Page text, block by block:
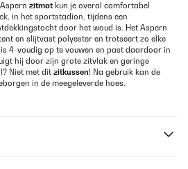
zitmatkun je overal comfortabel
in het sportstadion, tijdens een
door het woud is. Het Aspern
en slijtvast polyester en trotseert zo elke
4-voudig op te vouwen en past daardoor in
hij door zijn grote zitvlak en geringe
Niet met dit zitkussen! Na gebruik kan de
in de meegeleverde hoes.